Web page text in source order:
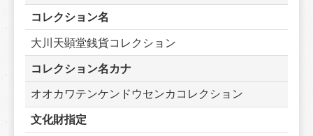
コレクション名
大川天顕堂銭貨コレクション
コレクション名カナ
オオカワテンケンドウセンカコレクション
文化財指定